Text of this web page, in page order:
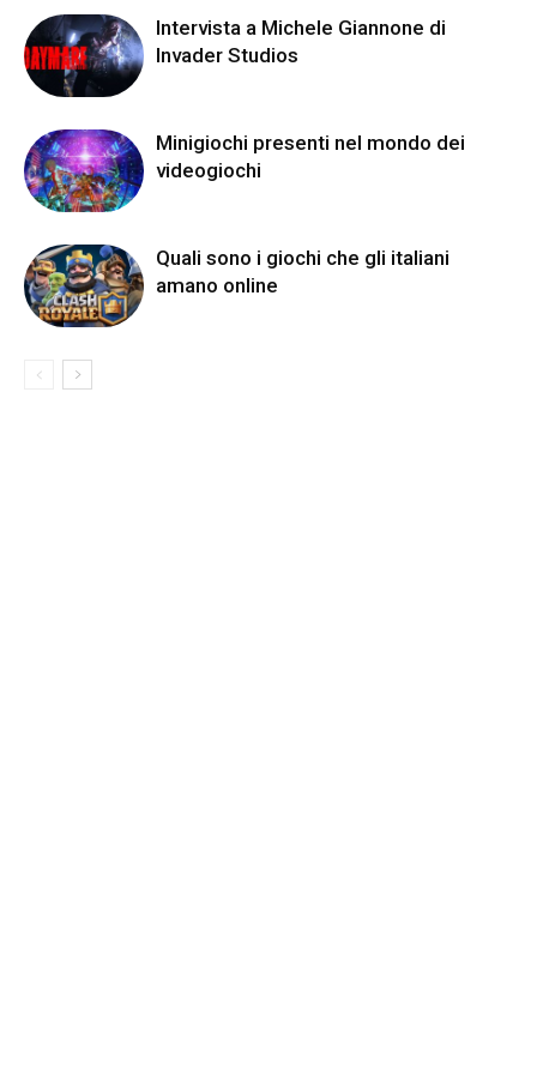
Intervista a Michele Giannone di
Invader Studios
Minigiochi presenti nel mondo dei
videogiochi
Quali sono i giochi che gli italiani
amano online